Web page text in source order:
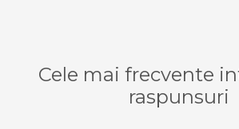
Cele mai frecvente
raspunsuri